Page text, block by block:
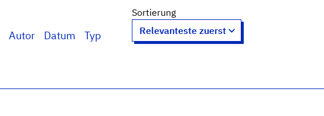
Autor Datum Typ
Sortierung